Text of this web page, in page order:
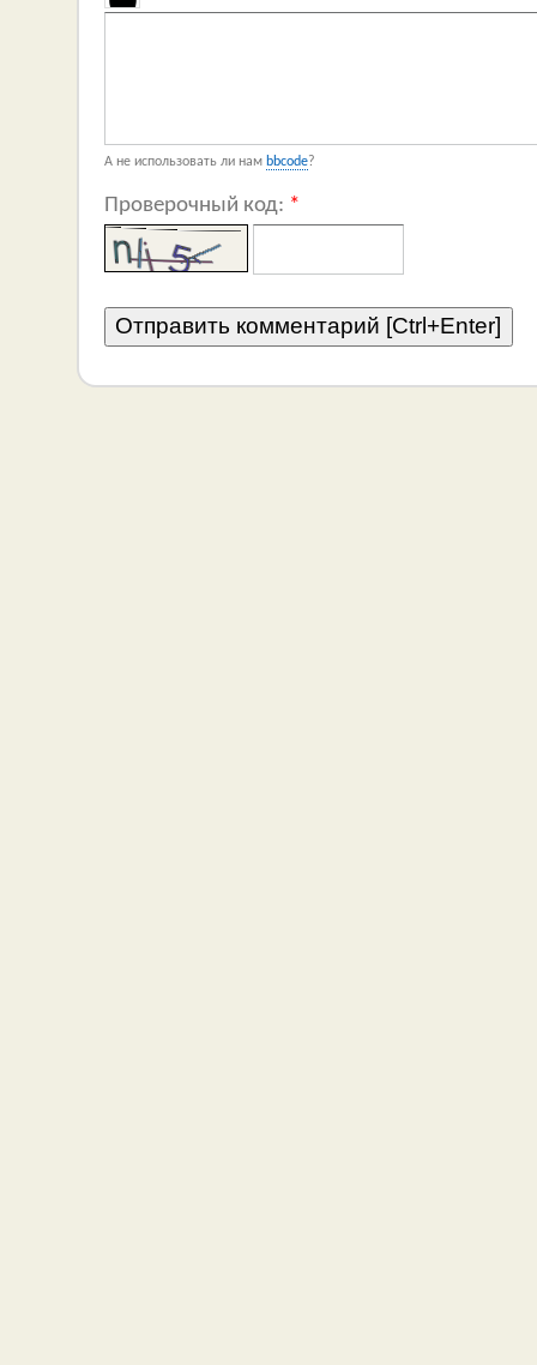
А не использовать ли нам bbcode?
Проверочный код: *